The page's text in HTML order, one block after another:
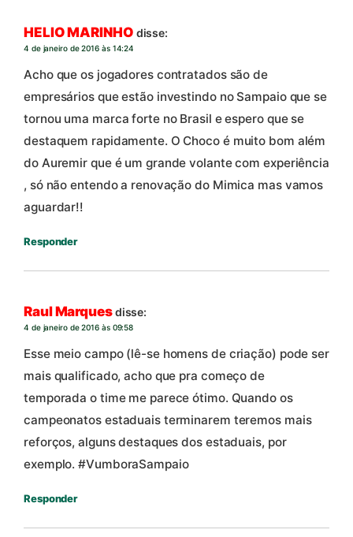
HELIO MARINHO disse:
4 de janeiro de 2016 às 14:24
Acho que os jogadores contratados são de
empresários que estão investindo no Sampaio que se
tornou uma marca forte no Brasil e espero que se
destaquem rapidamente. O Choco é muito bom além
do Auremir que é um grande volante com experiência
, só não entendo a renovação do Mimica mas vamos
aguardar!!
Responder
Raul Marquesdisse:
4 de janeiro de 2016 às 09:58
Esse meio campo (lê-se homens de criação) pode ser
mais qualificado, acho que pra começo de
temporada o time me parece ótimo. Quando os
campeonatos estaduais terminarem teremos mais
reforços, alguns destaques dos estaduais, por
exemplo. #VumboraSampaio
Responder